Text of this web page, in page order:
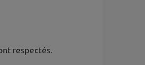
respectés.